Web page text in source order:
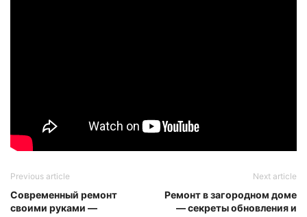
Previous article
Современный ремонт
своими руками —
Next article
Ремонт в загородном доме
— секреты обновления и